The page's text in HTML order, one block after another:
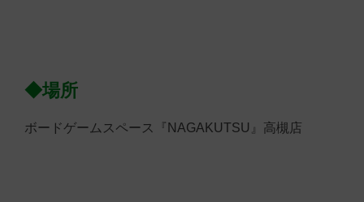
◆場所
ボードゲームスペース『NAGAKUTSU』高槻店